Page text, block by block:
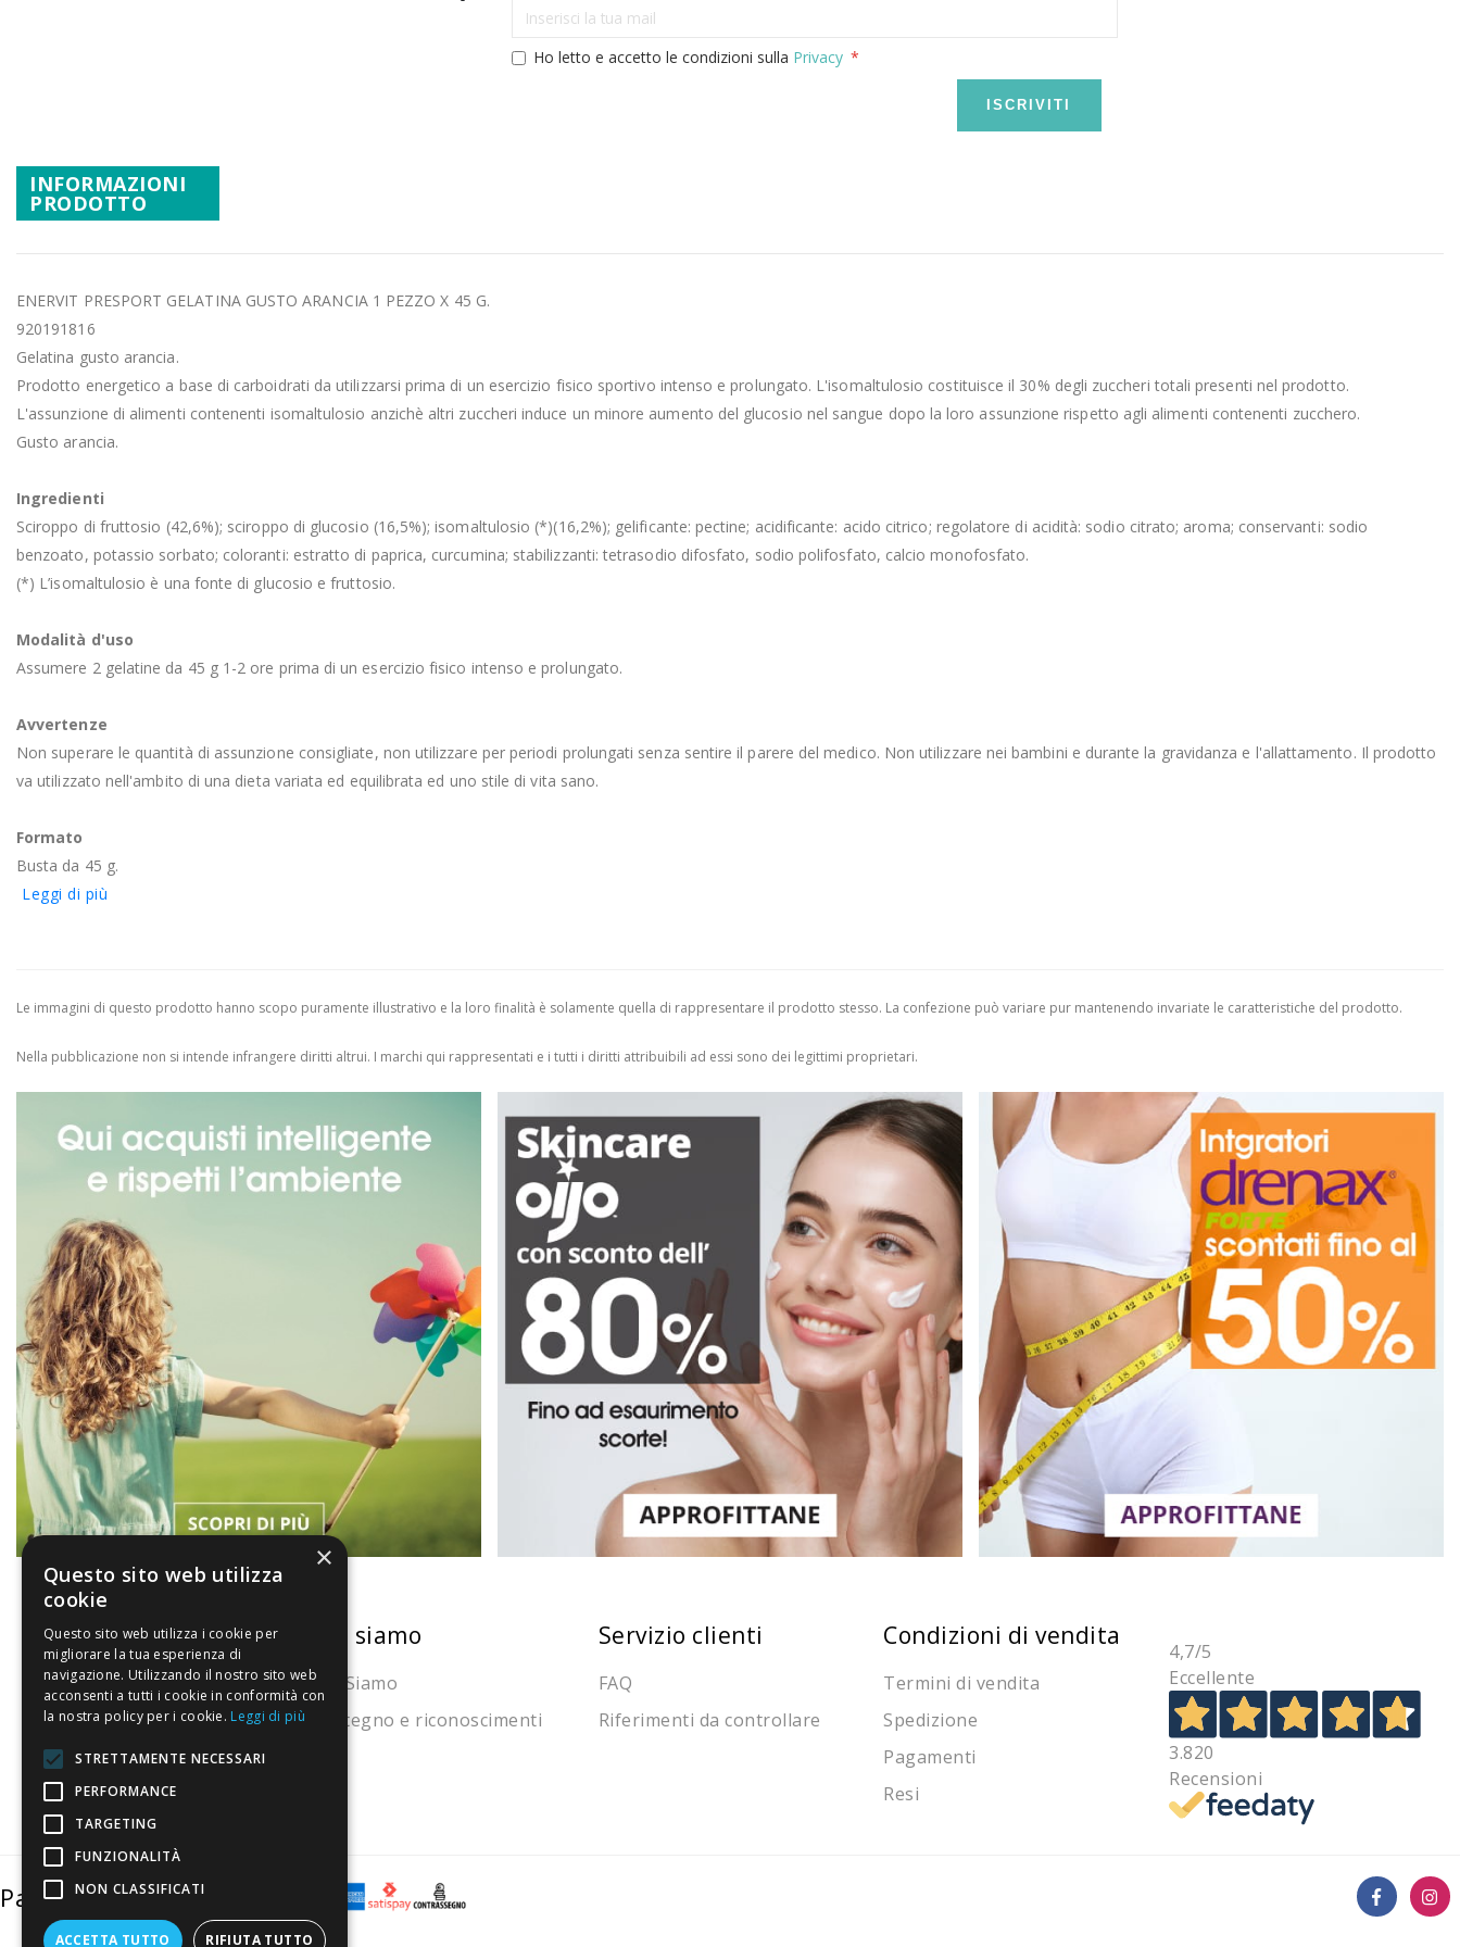
immagini
Ho letto e accetto le condizioni sulla Privacy
ISCRIVITI
INFORMAZIONI
PRODOTTO
ENERVIT PRESPORT GELATINA GUSTO ARANCIA 1 PEZZO X 45 G.
920191816
Gelatina gusto arancia.
Prodotto energetico a base di carboidrati da utilizzarsi prima di un esercizio fisico sportivo intenso e prolungato. L'isomaltulosio costituisce il 30% degli zuccheri totali presenti nel prodotto.
L'assunzione di alimenti contenenti isomaltulosio anzichè altri zuccheri induce un minore aumento del glucosio nel sangue dopo la loro assunzione rispetto agli alimenti contenenti zucchero.
Gusto arancia.
Ingredienti
Sciroppo di fruttosio (42,6%); sciroppo di glucosio (16,5%); isomaltulosio (*)(16,2%); gelificante: pectine; acidificante: acido citrico; regolatore di acidità: sodio citrato; aroma; conservanti: sodio
benzoato, potassio sorbato; coloranti: estratto di paprica, curcumina; stabilizzanti: tetrasodio difosfato, sodio polifosfato, calcio monofosfato.
(*) L’isomaltulosio è una fonte di glucosio e fruttosio.
Modalità d'uso
Assumere 2 gelatine da 45 g 1-2 ore prima di un esercizio fisico intenso e prolungato.
Avvertenze
Non superare le quantità di assunzione consigliate, non utilizzare per periodi prolungati senza sentire il parere del medico. Non utilizzare nei bambini e durante la gravidanza e l'allattamento. Il prodotto
va utilizzato nell'ambito di una dieta variata ed equilibrata ed uno stile di vita sano.
Formato
Busta da 45 g.
Leggi di più
Le immagini di questo prodotto hanno scopo puramente illustrativo e la loro finalità è solamente quella di rappresentare il prodotto stesso. La confezione può variare pur mantenendo invariate le caratteristiche del prodotto.
Nella pubblicazione non si intende infrangere diritti altrui. I marchi qui rappresentati e i tutti i diritti attribuibili ad essi sono dei legittimi proprietari.
La nostra convenienza
Il risparmio che fa ambiente
Il nostro manifesto
Il blog
Perché fidarti
Vendi con noi
Chi siamo
Chi Siamo
Sostegno e riconoscimenti
Servizio clienti
FAQ
Riferimenti da controllare
Condizioni di vendita
Termini di vendita
Spedizione
Pagamenti
Resi
4,7/5
Eccellente
3.820
Recensioni
Pagamenti sicuri
×
Questo sito web utilizza
cookie
Questo sito web utilizza i cookie per
migliorare la tua esperienza di
navigazione. Utilizzando il nostro sito web
acconsenti a tutti i cookie in conformità con
la nostra policy per i cookie. Leggi di più
STRETTAMENTE NECESSARI
PERFORMANCE
TARGETING
FUNZIONALITÀ
NON CLASSIFICATI
ACCETTA TUTTO RIFIUTA TUTTO